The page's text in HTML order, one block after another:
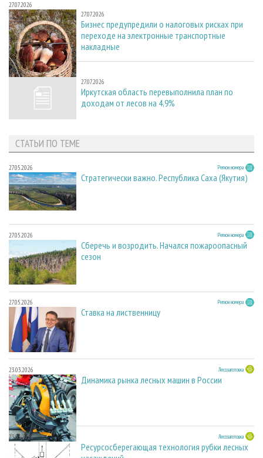
27.07.2026
27.07.2026
Бизнес предупредили о налоговых рисках при
переходе на электронные транспортные
накладные
27.07.2026
27.07.2026
Иркутская область перевыполнила план по
доходам от лесов на 4,9%
СТАТЬИ ПО ТЕМЕ
27.05.2026 Регион номера
Стратегически важно. Республика Саха (Якутия)
27.05.2026 Регион номера
Сберечь и возродить. Начался пожароопасный
сезон
27.05.2026 Регион номера
Ставка на лиственницу
23.03.2026 Лесозаготовка
Динамика рынка лесных машин в России
23.03.2026 Лесозаготовка
Ресурсосберегающая технология рубки лесных